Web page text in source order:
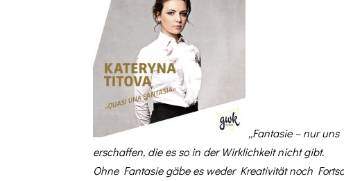
„Fan­tasie – nur
erschaf­fen, die es so in der Wirk­lichkeit nicht gibt.
Ohne Fan­tasie gäbe es wed­er Kreativ­ität noch